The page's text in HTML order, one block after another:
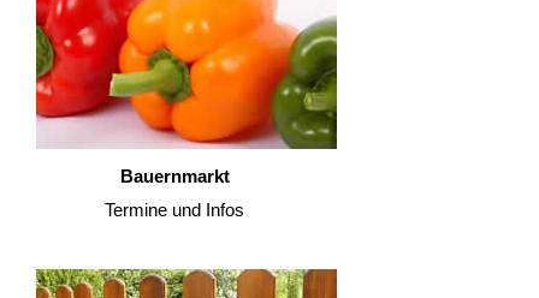
Bauernmarkt
Termine und Infos